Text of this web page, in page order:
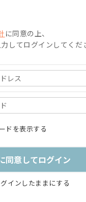
に同意の上、
してログインしてくだ
ドを表示する
インしたままにする